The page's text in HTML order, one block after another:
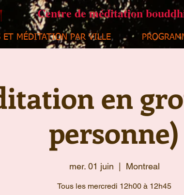
Centre de méditation
ET MÉDITATION PAR VILLE
en
personne)
mer. 01 juin Montreal
Tous les mercredi 12h00 à 12h45